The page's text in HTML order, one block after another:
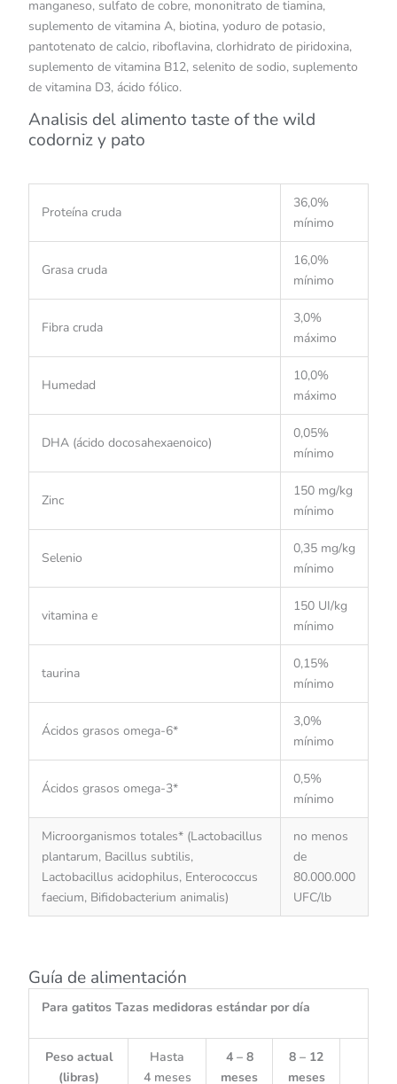
manganeso, sulfato de cobre, mononitrato de tiamina,
suplemento de vitamina A, biotina, yoduro de potasio,
pantotenato de calcio, riboflavina, clorhidrato de piridoxina,
suplemento de vitamina B12, selenito de sodio, suplemento
de vitamina D3, ácido fólico.
Analisis del alimento taste of the wild
codorniz y pato
Proteína cruda
36,0%
mínimo
Grasa cruda
16,0%
mínimo
Fibra cruda
3,0%
máximo
Humedad
10,0%
máximo
DHA (ácido docosahexaenoico)
0,05%
mínimo
Zinc
150 mg/kg
mínimo
Selenio
0,35 mg/kg
mínimo
vitamina e
150 UI/kg
mínimo
taurina
0,15%
mínimo
Ácidos grasos omega-6*
3,0%
mínimo
Ácidos grasos omega-3*
0,5%
mínimo
Microorganismos totales* (Lactobacillus
plantarum, Bacillus subtilis,
Lactobacillus acidophilus, Enterococcus
faecium, Bifidobacterium animalis)
no menos
de
80.000.000
UFC/lb
Guía de alimentación
Para gatitos Tazas medidoras estándar por día
Peso actual
(libras)
Hasta
4 meses
4 – 8
meses
8 – 12
meses